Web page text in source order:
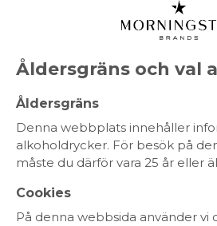
HEM
Åldersgräns och val
Åldersgräns
Denna webbplats innehåller
alkoholdrycker. För besök på
måste du därför vara 25 år eller
Cookies
På denna webbsida använder vi